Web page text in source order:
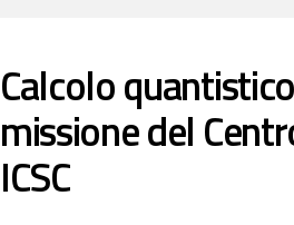
Calcolo
missione del
ICSC